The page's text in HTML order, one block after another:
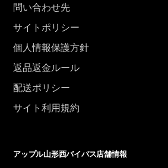
問い合わせ先
サイトポリシー
個人情報保護方針
返品返金ルール
配送ポリシー
サイト利用規約
アップル山形西バイパス店舗情報